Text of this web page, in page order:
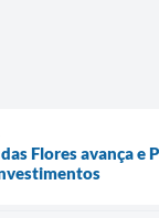
Flores avança e